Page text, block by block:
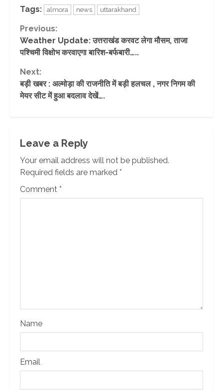
Tags: almora news uttarakhand
Continue
Reading
Previous:
Weather Update: उत्तराखंड करवट लेगा मौसम, ताजा
पश्चिमी विक्षोभ करवाएगा बारिश-बर्फबारी…..
Next:
बड़ी खबर : अल्मोड़ा की राजनीति में बड़ी हलचल , नगर निगम की
मेयर सीट में हुआ बदलाव देखें….
Leave a Reply
Your email address will not be published.
Required fields are marked *
Comment *
Name
Email